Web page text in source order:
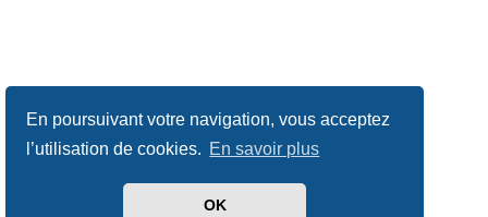
En poursuivant votre navigation, vous acceptez
l’utilisation de cookies. En savoir plus
OK